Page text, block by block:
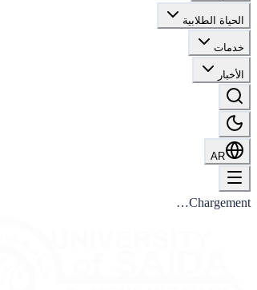
الحياة الطلابية
خدمات
الأخبار
AR
Chargement…